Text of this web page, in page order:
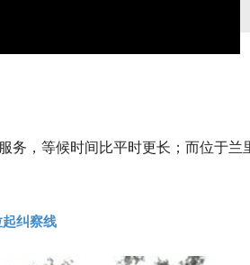
务，等候时间比平时更长；而位于兰
纠察线